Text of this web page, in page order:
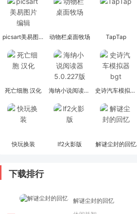
picsart美易图片编辑 动物栏桌面牧场 TapTap
死亡细胞 汉化 海纳小说阅读器 5.0.227版 史诗汽车模拟器bgt
快玩换装 lf2火影版 解谜尘封的回忆
下载排行
解谜尘封的回忆